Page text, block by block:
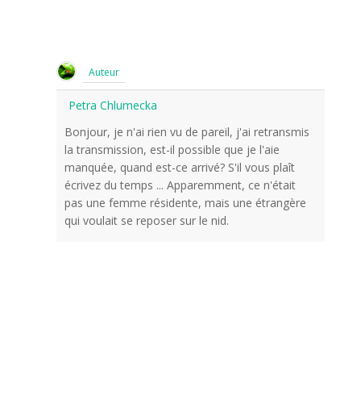
Auteur
Petra Chlumecka
Bonjour, je n'ai rien vu de pareil, j'ai retransmis
la transmission, est-il possible que je l'aie
manquée, quand est-ce arrivé? S'il vous plaît
écrivez du temps ... Apparemment, ce n'était
pas une femme résidente, mais une étrangère
qui voulait se reposer sur le nid.